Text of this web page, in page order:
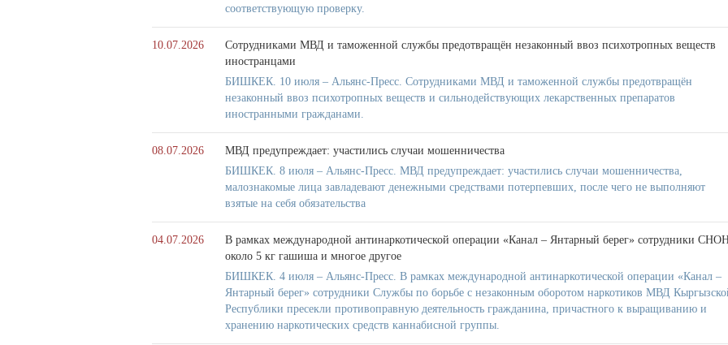
соответствующую проверку.
10.07.2026
Сотрудниками МВД и таможенной службы предотвращён незаконный ввоз психотропных веществ
иностранцами
БИШКЕК. 10 июля – Альянс-Пресс. Сотрудниками МВД и таможенной службы предотвращён
незаконный ввоз психотропных веществ и сильнодействующих лекарственных препаратов
иностранными гражданами.
08.07.2026
МВД предупреждает: участились случаи мошенничества
БИШКЕК. 8 июля – Альянс-Пресс. МВД предупреждает: участились случаи мошенничества,
малознакомые лица завладевают денежными средствами потерпевших, после чего не выполняют
взятые на себя обязательства
04.07.2026
В рамках международной антинаркотической операции «Канал – Янтарный берег» сотрудники
около 5 кг гашиша и многое другое
БИШКЕК. 4 июля – Альянс-Пресс. В рамках международной антинаркотической операции «Канал –
Янтарный берег» сотрудники Службы по борьбе с незаконным оборотом наркотиков МВД
Республики пресекли противоправную деятельность гражданина, причастного к выращиванию и
хранению наркотических средств каннабисной группы.